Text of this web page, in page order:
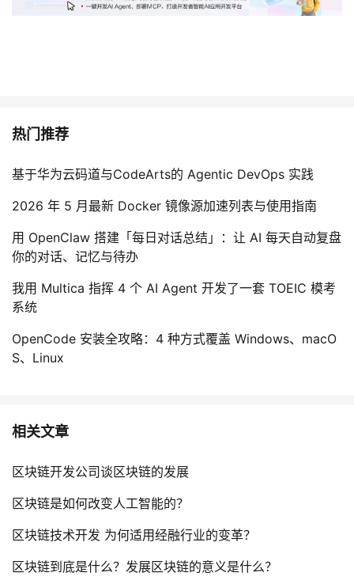
热门推荐
基于华为云码道与CodeArts的 Agentic DevOps 实践
2026 年 5 月最新 Docker 镜像源加速列表与使用指南
用 OpenClaw 搭建「每日对话总结」：让 AI 每天自动复盘
你的对话、记忆与待办
我用 Multica 指挥 4 个 AI Agent 开发了一套 TOEIC 模考
系统
OpenCode 安装全攻略：4 种方式覆盖 Windows、macO
S、Linux
相关文章
区块链开发公司谈区块链的发展
区块链是如何改变人工智能的？
区块链技术开发 为何适用经融行业的变革？
区块链到底是什么？发展区块链的意义是什么？